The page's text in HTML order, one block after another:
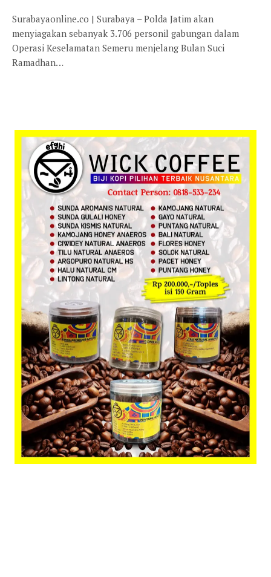
Surabayaonline.co | Surabaya – Polda Jatim akan
menyiagakan sebanyak 3.706 personil gabungan dalam
Operasi Keselamatan Semeru menjelang Bulan Suci
Ramadhan…